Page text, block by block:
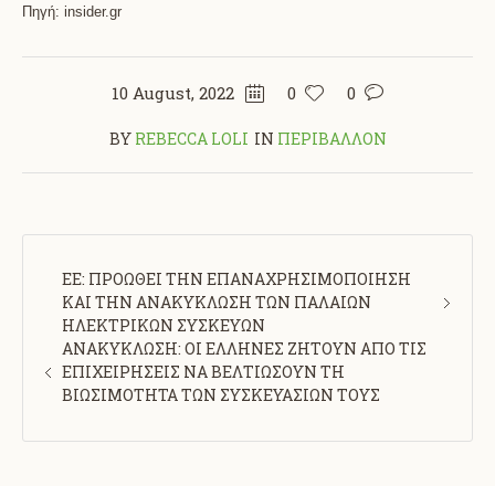
Πηγή: insider.gr
10 August, 2022 0 0
BY REBECCA LOLI IN ΠΕΡΙΒΑΛΛΟΝ
ΕΕ: ΠΡΟΩΘΕΙ ΤΗΝ ΕΠΑΝΑΧΡΗΣΙΜΟΠΟΙΗΣΗ
ΚΑΙ ΤΗΝ ΑΝΑΚΥΚΛΩΣΗ ΤΩΝ ΠΑΛΑΙΩΝ
ΗΛΕΚΤΡΙΚΩΝ ΣΥΣΚΕΥΩΝ
ΑΝΑΚΥΚΛΩΣΗ: ΟΙ ΕΛΛΗΝΕΣ ΖΗΤΟΥΝ ΑΠΟ ΤΙΣ
ΕΠΙΧΕΙΡΗΣΕΙΣ ΝΑ ΒΕΛΤΙΩΣΟΥΝ ΤΗ
ΒΙΩΣΙΜΟΤΗΤΑ ΤΩΝ ΣΥΣΚΕΥΑΣΙΩΝ ΤΟΥΣ